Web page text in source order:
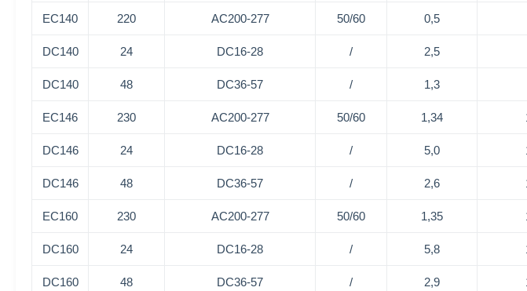
EC140 220 AC200-277 50/60 0,5
DC140 24 DC16-28 / 2,5
DC140 48 DC36-57 / 1,3
EC146 230 AC200-277 50/60 1,34
DC146 24 DC16-28 / 5,0
DC146 48 DC36-57 / 2,6
EC160 230 AC200-277 50/60 1,35
DC160 24 DC16-28 / 5,8
DC160 48 DC36-57 / 2,9